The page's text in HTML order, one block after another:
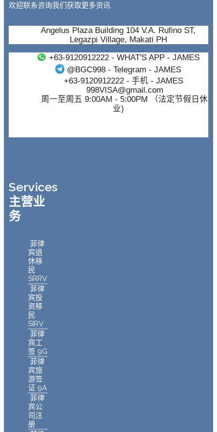
欢迎联系咨询我们获取更多资讯
Angelus Plaza Building 104 V.A. Rufino ST,
Legazpi Village, Makati PH
+63-9120912222- WHAT'S APP - JAMES
@BGC998 - Telegram - JAMES
+63-9120912222- 手机 - JAMES
998VISA@gmail.com
周一至周五 9:00AM - 5:00PM （法定节假日休
业)
Services
主营业
务
菲律
宾退
休移
民
SRRV
菲律
宾投
资移
民
SIRV
菲律
宾工
签 9G
菲律
宾旅
游签
证 9A
菲律
宾公
司注
册